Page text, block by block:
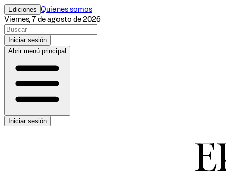
Ediciones Quienes somos
Viernes, 7 de agosto de 2026
Iniciar sesión
Abrir menú principal
Iniciar sesión